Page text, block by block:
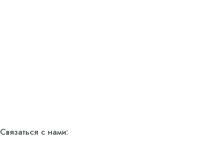
Связаться с нами: